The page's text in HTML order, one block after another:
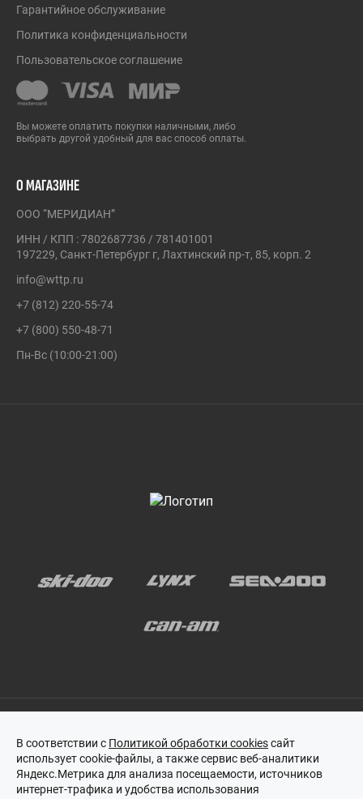
Гарантийное обслуживание
Политика конфиденциальности
Пользовательское соглашение
Вы можете оплатить покупки наличными, либо
выбрать другой удобный для вас способ оплаты.
О МАГАЗИНЕ
ООО “МЕРИДИАН”
ИНН / КПП : 7802687736 / 781401001
197229, Санкт-Петербург г, Лахтинский пр-т, 85, корп. 2
info@wttp.ru
+7 (812) 220-55-74
+7 (800) 550-48-71
Пн-Вс (10:00-21:00)
Этот сайт защищен reCAPTCHA, и на него распространяются
политика конфиденциальностииусловия обслуживанияGoogle.
В соответствии с Политикой обработки cookiesсайт
использует cookie-файлы, а также сервис веб-аналитики
Яндекс.Метрика для анализа посещаемости, источников
интернет-трафика и удобства использования